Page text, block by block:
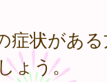
症状があ
ょう。